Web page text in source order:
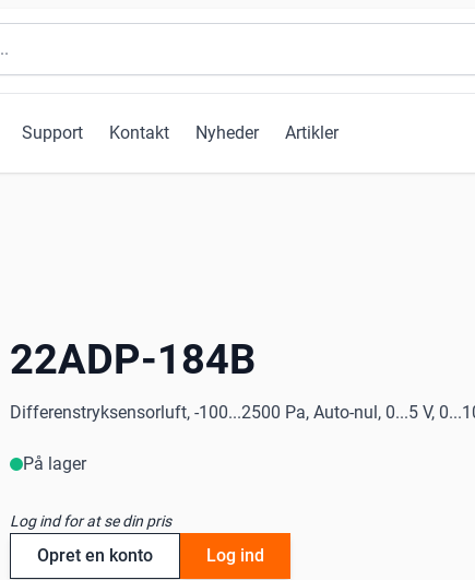
Support Kontakt Nyheder Artikler
22ADP-184B
Differenstryksensorluft, -100...2500 Pa, Auto-nul, 0...5 V,
På lager
Log ind for at se din pris
Opret en konto Log ind